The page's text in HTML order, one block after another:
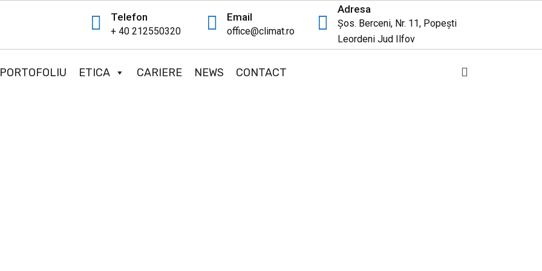
Telefon
+ 40 212550320
Email
office@climat.ro
Adresa
Șos. Berceni, Nr. 11, Popești
Leordeni Jud Ilfov
PORTOFOLIU ETICA CARIERE NEWS CONTACT